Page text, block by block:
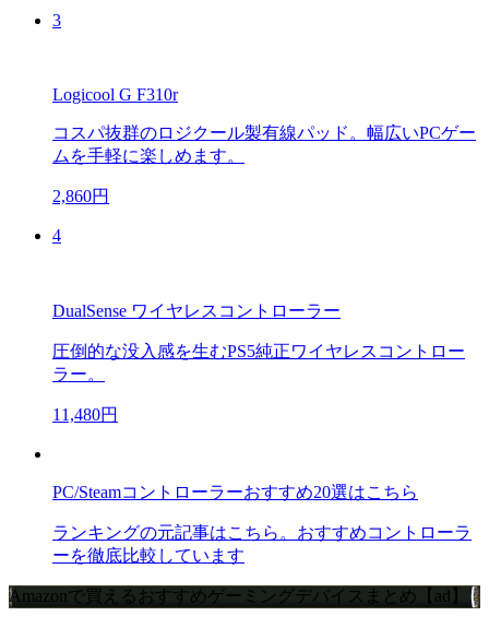
3
Logicool G F310r
コスパ抜群のロジクール製有線パッド。幅広いPCゲー
ムを手軽に楽しめます。
2,860円
4
DualSense ワイヤレスコントローラー
圧倒的な没入感を生むPS5純正ワイヤレスコントロー
ラー。
11,480円
PC/Steamコントローラーおすすめ20選はこちら
ランキングの元記事はこちら。おすすめコントローラ
ーを徹底比較しています
Amazonで買えるおすすめゲーミングデバイスまとめ【ad】